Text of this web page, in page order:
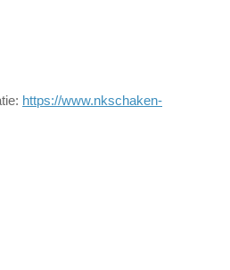
https://www.nkschaken-